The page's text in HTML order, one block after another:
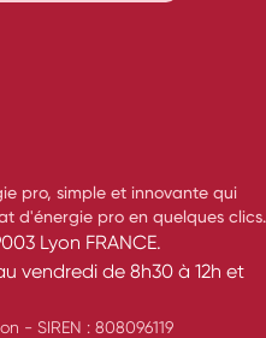
pro, simple et innovante qui
d'énergie pro en quelques clics.
Lyon FRANCE.
vendredi de 8h30 à 12h et
- SIREN : 808096119